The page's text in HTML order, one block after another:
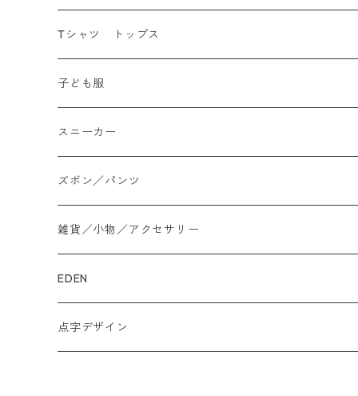
Tシャツ トップス
Tシャツ
シャツ
大きいサイズ
ロングTシャツ
子ども服
スニーカー
ズボン／パンツ
雑貨／小物／アクセサリー
トートバッグ
ぬかカイロ
EDEN
点字デザイン